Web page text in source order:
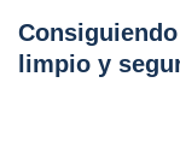
limpio y